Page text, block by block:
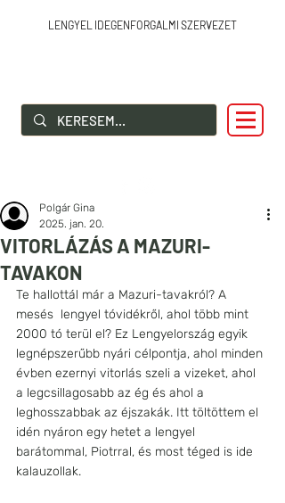
LENGYEL IDEGENFORGALMI SZERVEZET
SZIA LENGYELORSZÁG!
VITORLÁZÁS A MAZURI-
TAVAKON
Polgár Gina
2025. jan. 20.
Te hallottál már a Mazuri-tavakról? A
mesés  lengyel tóvidékről, ahol több mint
2000 tó terül el? Ez Lengyelország egyik
legnépszerűbb nyári célpontja, ahol minden
évben ezernyi vitorlás szeli a vizeket, ahol
a legcsillagosabb az ég és ahol a
leghosszabbak az éjszakák. Itt töltöttem el
idén nyáron egy hetet a lengyel
barátommal, Piotrral, és most téged is ide
kalauzollak.